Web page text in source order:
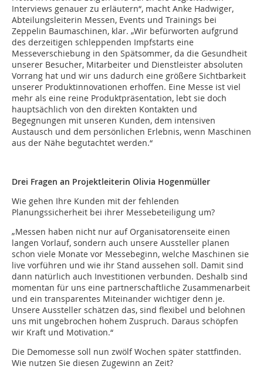
Interviews genauer zu erläutern“, macht Anke Hadwiger,
Abteilungsleiterin Messen, Events und Trainings bei
Zeppelin Baumaschinen, klar. „Wir befürworten aufgrund
des derzeitigen schleppenden Impfstarts eine
Messeverschiebung in den Spätsommer, da die Gesundheit
unserer Besucher, Mitarbeiter und Dienstleister absoluten
Vorrang hat und wir uns dadurch eine größere Sichtbarkeit
unserer Produktinnovationen erhoffen. Eine Messe ist viel
mehr als eine reine Produktpräsentation, lebt sie doch
hauptsächlich von den direkten Kontakten und
Begegnungen mit unseren Kunden, dem intensiven
Austausch und dem persönlichen Erlebnis, wenn Maschinen
aus der Nähe begutachtet werden.“
Drei Fragen an Projektleiterin Olivia Hogenmüller
Wie gehen Ihre Kunden mit der fehlenden
Planungssicherheit bei ihrer Messebeteiligung um?
„Messen haben nicht nur auf Organisatorenseite einen
langen Vorlauf, sondern auch unsere Aussteller planen
schon viele Monate vor Messebeginn, welche Maschinen sie
live vorführen und wie ihr Stand aussehen soll. Damit sind
dann natürlich auch Investitionen verbunden. Deshalb sind
momentan für uns eine partnerschaftliche Zusammenarbeit
und ein transparentes Miteinander wichtiger denn je.
Unsere Aussteller schätzen das, sind flexibel und belohnen
uns mit ungebrochen hohem Zuspruch. Daraus schöpfen
wir Kraft und Motivation.“
Die Demomesse soll nun zwölf Wochen später stattfinden.
Wie nutzen Sie diesen Zugewinn an Zeit?